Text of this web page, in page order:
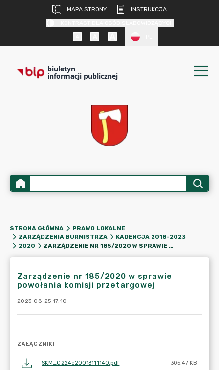
MAPA STRONY
INSTRUKCJA
biuletyn
informacji publicznej
STRONA GŁÓWNA
PRAWO LOKALNE
ZARZĄDZENIA BURMISTRZA
KADENCJA 2018-2023
2020
ZARZĄDZENIE NR 185/2020 W SPRAWIE POWOŁANIA KOMISJI PRZETARGOWEJ
Zarządzenie nr 185/2020 w sprawie
powołania komisji przetargowej
2023-08-25 17:10
ZAŁĄCZNIKI
SKM_C224e20013111140.pdf 305.47 KB